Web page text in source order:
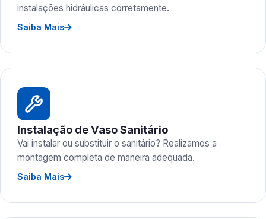
instalações hidráulicas corretamente.
Saiba Mais
Instalação de Vaso Sanitário
Vai instalar ou substituir o sanitário? Realizamos a
montagem completa de maneira adequada.
Saiba Mais